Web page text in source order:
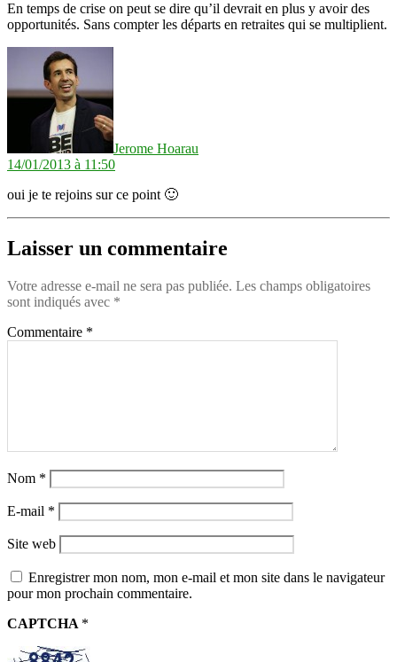
En temps de crise on peut se dire qu’il devrait en plus y avoir des
opportunités. Sans compter les départs en retraites qui se multiplient.
Jerome Hoarau
14/01/2013 à 11:50
oui je te rejoins sur ce point 🙂
Laisser un commentaire
Votre adresse e-mail ne sera pas publiée. Les champs obligatoires
sont indiqués avec *
Commentaire *
Nom *
E-mail *
Site web
Enregistrer mon nom, mon e-mail et mon site dans le navigateur
pour mon prochain commentaire.
CAPTCHA *